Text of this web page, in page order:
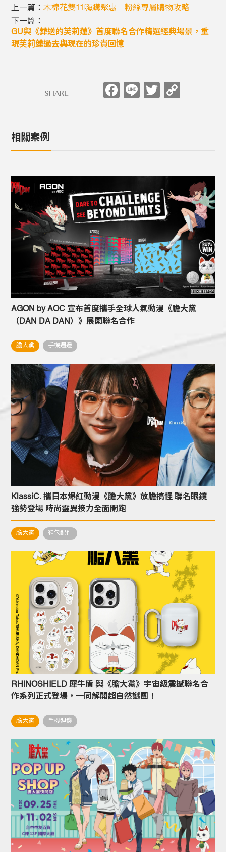
上一篇：木棉花雙11嗨購聚惠 粉絲專屬購物攻略
下一篇：
GU與《葬送的芙莉蓮》首度聯名合作精選經典場景，重
現芙莉蓮過去與現在的珍貴回憶
SHARE Facebook
LineTwitter
相關案例
AGON by AOC 宣布首度攜手全球人氣動漫《膽大黨
（DAN DA DAN）》展開聯名合作
膽大黨 手機週邊
KlassiC. 攜日本爆紅動漫《膽大黨》放膽搞怪 聯名眼鏡
強勢登場 時尚靈異接力全面開跑
膽大黨 鞋包配件
RHINOSHIELD 犀牛盾 與《膽大黨》宇宙級震撼聯名合
作系列正式登場，一同解開超自然謎團！
膽大黨 手機週邊